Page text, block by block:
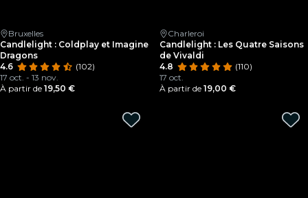
Bruxelles
Candlelight : Coldplay et Imagine
Dragons
4.6
(102)
17 oct. - 13 nov.
À partir de 19,50 €
Charleroi
Candlelight : Les Quatre Saisons
de Vivaldi
4.8
(110)
17 oct.
À partir de 19,00 €